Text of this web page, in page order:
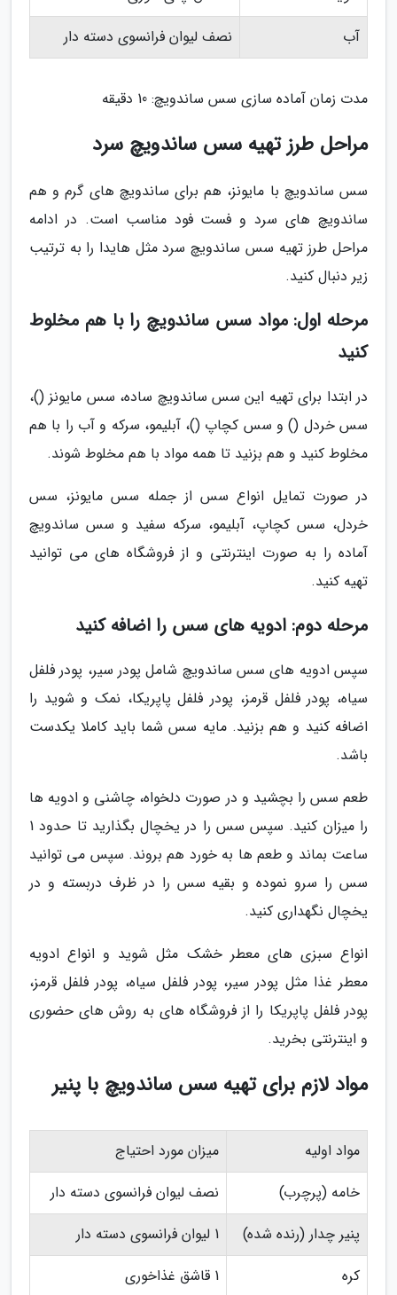
آب
نصف لیوان فرانسوی دسته دار
مدت زمان آماده سازی سس ساندویچ: 10 دقیقه
مراحل طرز تهیه سس ساندویچ سرد
سس ساندویچ با مایونز، هم برای ساندویچ های گرم و هم
ساندویچ های سرد و فست فود مناسب است. در ادامه
مراحل طرز تهیه سس ساندویچ سرد مثل هایدا را به ترتیب
زیر دنبال کنید.
مرحله اول: مواد سس ساندویچ را با هم مخلوط
کنید
در ابتدا برای تهیه این سس ساندویچ ساده، سس مایونز ()،
سس خردل () و سس کچاپ ()، آبلیمو، سرکه و آب را با هم
مخلوط کنید و هم بزنید تا همه مواد با هم مخلوط شوند.
در صورت تمایل انواع سس از جمله سس مایونز، سس
خردل، سس کچاپ، آبلیمو، سرکه سفید و سس ساندویچ
آماده را به صورت اینترنتی و از فروشگاه های می توانید
تهیه کنید.
مرحله دوم: ادویه های سس را اضافه کنید
سپس ادویه های سس ساندویچ شامل پودر سیر، پودر فلفل
سیاه، پودر فلفل قرمز، پودر فلفل پاپریکا، نمک و شوید را
اضافه کنید و هم بزنید. مایه سس شما باید کاملا یکدست
باشد.
طعم سس را بچشید و در صورت دلخواه، چاشنی و ادویه ها
را میزان کنید. سپس سس را در یخچال بگذارید تا حدود 1
ساعت بماند و طعم ها به خورد هم بروند. سپس می توانید
سس را سرو نموده و بقیه سس را در ظرف دربسته و در
یخچال نگهداری کنید.
انواع سبزی های معطر خشک مثل شوید و انواع ادویه
معطر غذا مثل پودر سیر، پودر فلفل سیاه، پودر فلفل قرمز،
پودر فلفل پاپریکا را از فروشگاه های به روش های حضوری
و اینترنتی بخرید.
مواد لازم برای تهیه سس ساندویچ با پنیر
مواد اولیه
میزان مورد احتیاج
خامه (پرچرب)
نصف لیوان فرانسوی دسته دار
پنیر چدار (رنده شده)
1 لیوان فرانسوی دسته دار
کره
1 قاشق غذاخوری